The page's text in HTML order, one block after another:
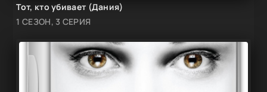
Тот, кто убивает (Дания)
1 СЕЗОН, 3 СЕРИЯ